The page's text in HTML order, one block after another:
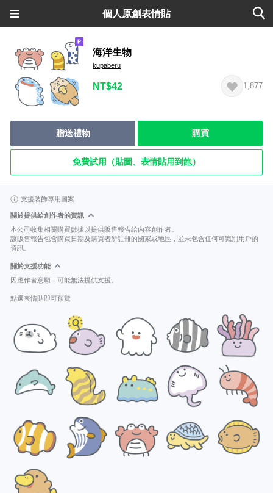
個人原創表情貼
海洋生物
kupaberu
NT$42 1,877
贈送禮物 購買
免費試用（貼圖、表情貼用到飽）
支援裝飾專用圖案
關於提供給創作者的資訊
本公司收集相關購買數據以提供販售報告給內容創作者。
該販售報告包含購買日期及購買者所註冊的國家或地區，並未包含任何可識別用戶的
資訊。
關於支援功能
因應作者意願，可能無法提供支援。
點選表情貼即可預覽